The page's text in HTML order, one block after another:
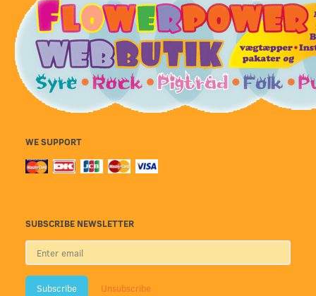
WE SUPPORT
SUBSCRIBE NEWSLETTER
Enter
email
Subscribe Unsubscribe